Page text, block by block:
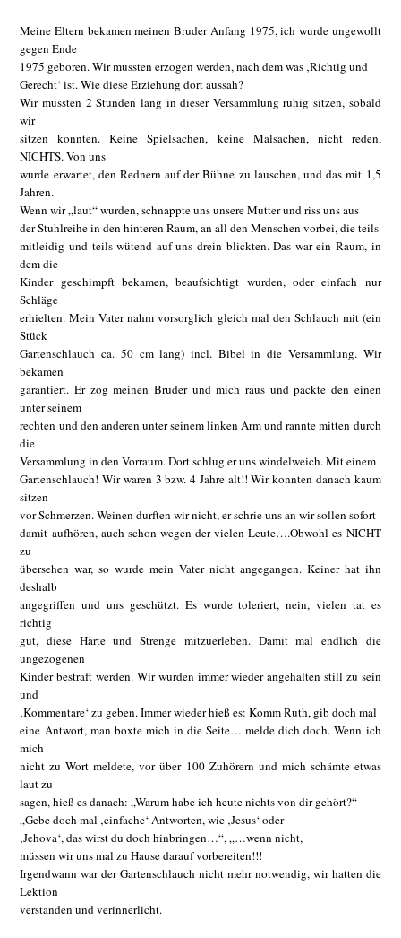
Meine Eltern bekamen meinen Bruder Anfang 1975, ich wurde ungewollt
gegen Ende
1975 geboren. Wir mussten erzogen werden, nach dem was ‚Richtig und
Gerecht‘ ist. Wie diese Erziehung dort aussah?
Wir mussten 2 Stunden lang in dieser Versammlung ruhig sitzen, sobald
wir
sitzen konnten. Keine Spielsachen, keine Malsachen, nicht reden,
NICHTS. Von uns
wurde erwartet, den Rednern auf der Bühne zu lauschen, und das mit 1,5
Jahren.
Wenn wir „laut“ wurden, schnappte uns unsere Mutter und riss uns aus
der Stuhlreihe in den hinteren Raum, an all den Menschen vorbei, die teils
mitleidig und teils wütend auf uns drein blickten. Das war ein Raum, in
dem die
Kinder geschimpft bekamen, beaufsichtigt wurden, oder einfach nur
Schläge
erhielten. Mein Vater nahm vorsorglich gleich mal den Schlauch mit (ein
Stück
Gartenschlauch ca. 50 cm lang) incl. Bibel in die Versammlung. Wir
bekamen
garantiert. Er zog meinen Bruder und mich raus und packte den einen
unter seinem
rechten und den anderen unter seinem linken Arm und rannte mitten durch
die
Versammlung in den Vorraum. Dort schlug er uns windelweich. Mit einem
Gartenschlauch! Wir waren 3 bzw. 4 Jahre alt!! Wir konnten danach kaum
sitzen
vor Schmerzen. Weinen durften wir nicht, er schrie uns an wir sollen sofort
damit aufhören, auch schon wegen der vielen Leute….Obwohl es NICHT
zu
übersehen war, so wurde mein Vater nicht angegangen. Keiner hat ihn
deshalb
angegriffen und uns geschützt. Es wurde toleriert, nein, vielen tat es
richtig
gut, diese Härte und Strenge mitzuerleben. Damit mal endlich die
ungezogenen
Kinder bestraft werden. Wir wurden immer wieder angehalten still zu sein
und
‚Kommentare‘ zu geben. Immer wieder hieß es: Komm Ruth, gib doch mal
eine Antwort, man boxte mich in die Seite… melde dich doch. Wenn ich
mich
nicht zu Wort meldete, vor über 100 Zuhörern und mich schämte etwas
laut zu
sagen, hieß es danach: „Warum habe ich heute nichts von dir gehört?“
„Gebe doch mal ‚einfache‘ Antworten, wie ‚Jesus‘ oder
‚Jehova‘, das wirst du doch hinbringen…“, „…wenn nicht,
müssen wir uns mal zu Hause darauf vorbereiten!!!
Irgendwann war der Gartenschlauch nicht mehr notwendig, wir hatten die
Lektion
verstanden und verinnerlicht.